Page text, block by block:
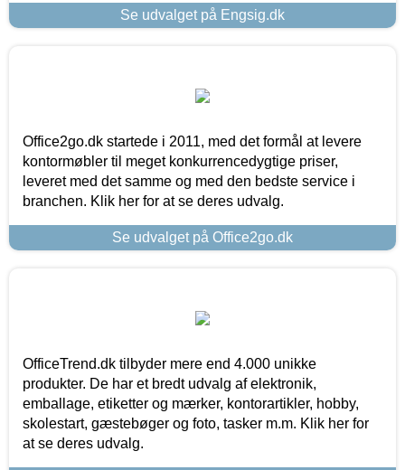
Se udvalget på Engsig.dk
Office2go.dk startede i 2011, med det formål at levere
kontormøbler til meget konkurrencedygtige priser,
leveret med det samme og med den bedste service i
branchen. Klik her for at se deres udvalg.
Se udvalget på Office2go.dk
OfficeTrend.dk tilbyder mere end 4.000 unikke
produkter. De har et bredt udvalg af elektronik,
emballage, etiketter og mærker, kontorartikler, hobby,
skolestart, gæstebøger og foto, tasker m.m. Klik her for
at se deres udvalg.